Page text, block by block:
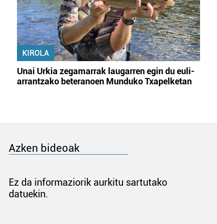
KIROLA
Unai Urkia zegamarrak laugarren egin du euli-
arrantzako beteranoen Munduko Txapelketan
Azken bideoak
Ez da informaziorik aurkitu sartutako
datuekin.